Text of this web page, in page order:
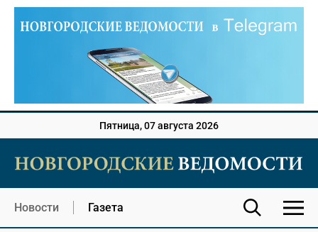
Пятница, 07 августа 2026
Новости Газета